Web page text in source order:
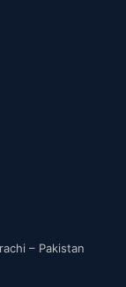
– Pakistan